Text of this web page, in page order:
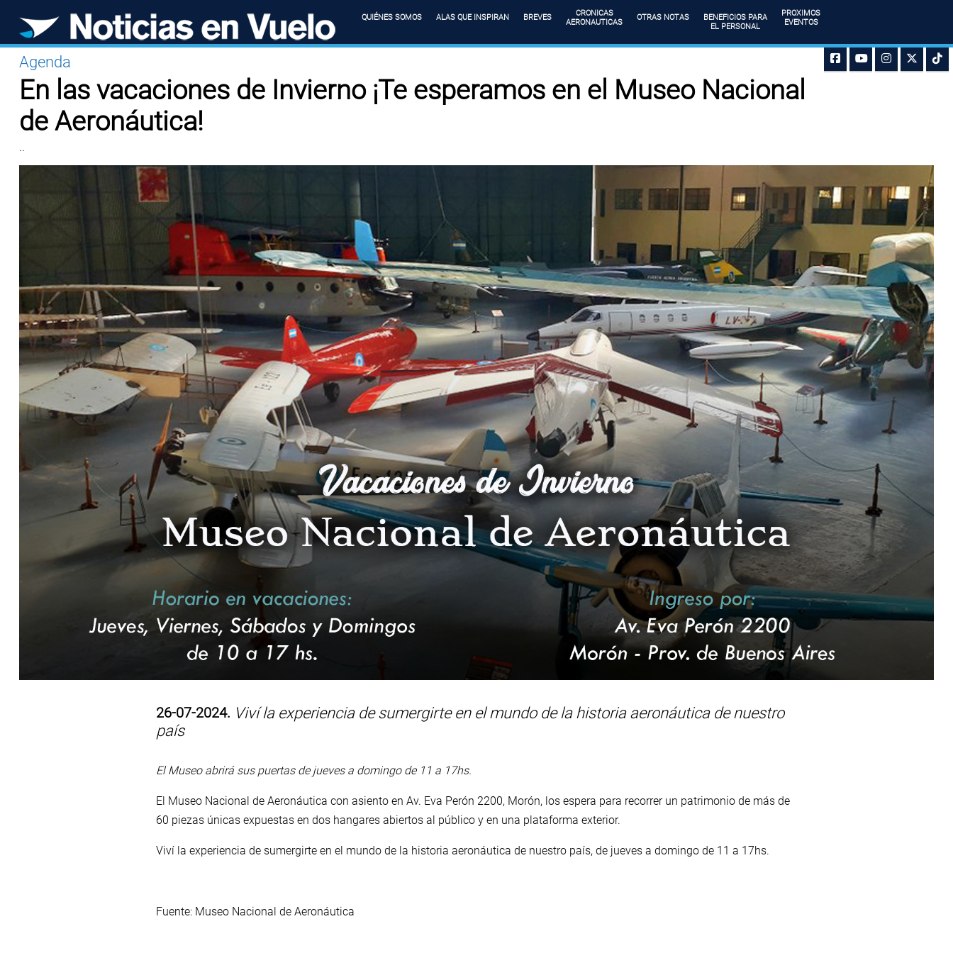
QUIÉNES SOMOS ALAS QUE INSPIRAN BREVES
CRONICAS
AERONAUTICAS
OTRAS NOTAS
BENEFICIOS PARA
EL PERSONAL
PROXIMOS
EVENTOS
Agenda
En las vacaciones de Invierno ¡Te esperamos en el Museo Nacional
de Aeronáutica!
..
26-07-2024. Viví la experiencia de sumergirte en el mundo de la historia aeronáutica de nuestro
país
El Museo abrirá sus puertas de jueves a domingo de 11 a 17hs.
El Museo Nacional de Aeronáutica con asiento en Av. Eva Perón 2200, Morón, los espera para recorrer un patrimonio de más de
60 piezas únicas expuestas en dos hangares abiertos al público y en una plataforma exterior.
Viví la experiencia de sumergirte en el mundo de la historia aeronáutica de nuestro país, de jueves a domingo de 11 a 17hs.
Fuente: Museo Nacional de Aeronáutica